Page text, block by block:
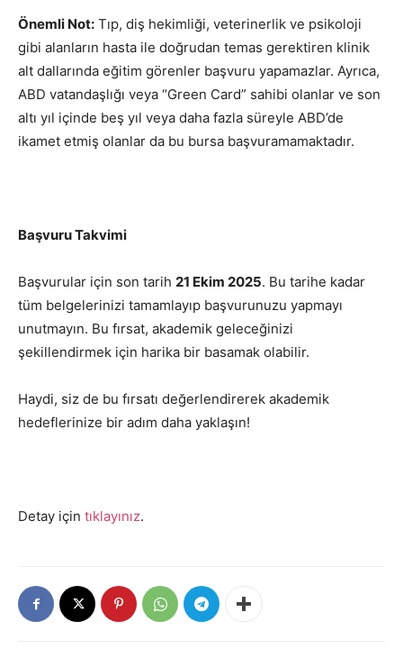
Önemli Not: Tıp, diş hekimliği, veterinerlik ve psikoloji
gibi alanların hasta ile doğrudan temas gerektiren klinik
alt dallarında eğitim görenler başvuru yapamazlar. Ayrıca,
ABD vatandaşlığı veya “Green Card” sahibi olanlar ve son
altı yıl içinde beş yıl veya daha fazla süreyle ABD’de
ikamet etmiş olanlar da bu bursa başvuramamaktadır.
Başvuru Takvimi
Başvurular için son tarih 21 Ekim 2025. Bu tarihe kadar
tüm belgelerinizi tamamlayıp başvurunuzu yapmayı
unutmayın. Bu fırsat, akademik geleceğinizi
şekillendirmek için harika bir basamak olabilir.
Haydi, siz de bu fırsatı değerlendirerek akademik
hedeflerinize bir adım daha yaklaşın!
Detay için tıklayınız.